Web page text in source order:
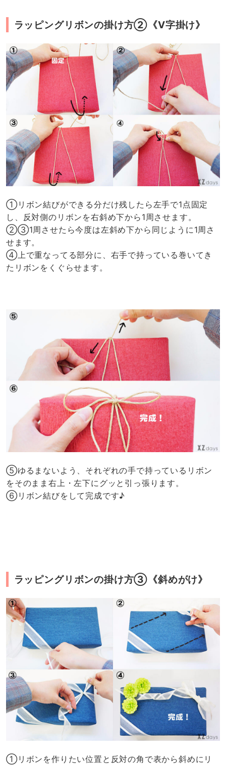
ラッピングリボンの掛け方②《V字掛け》
①リボン結びができる分だけ残したら左手で1点固定
し、反対側のリボンを右斜め下から1周させます。
②③1周させたら今度は左斜め下から同じように1周さ
せます。
④上で重なってる部分に、右手で持っている巻いてき
たリボンをくぐらせます。
⑤ゆるまないよう、それぞれの手で持っているリボン
をそのまま右上・左下にグッと引っ張ります。
⑥リボン結びをして完成です♪
ラッピングリボンの掛け方③《斜めがけ》
①リボンを作りたい位置と反対の角で表から斜めにリ